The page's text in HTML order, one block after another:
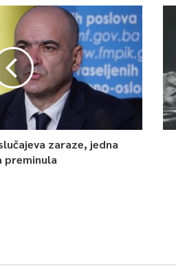
zaraze, jedna
preminula